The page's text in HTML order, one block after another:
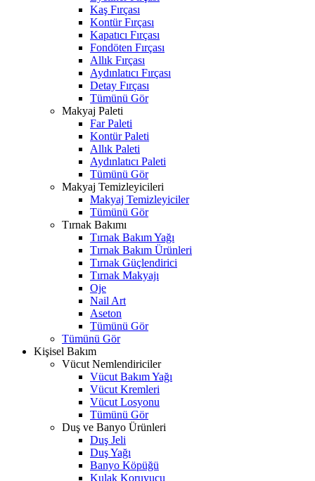
Kaş Fırçası
Kontür Fırçası
Kapatıcı Fırçası
Fondöten Fırçası
Allık Fırçası
Aydınlatıcı Fırçası
Detay Fırçası
Tümünü Gör
Makyaj Paleti
Far Paleti
Kontür Paleti
Allık Paleti
Aydınlatıcı Paleti
Tümünü Gör
Makyaj Temizleyicileri
Makyaj Temizleyiciler
Tümünü Gör
Tırnak Bakımı
Tırnak Bakım Yağı
Tırnak Bakım Ürünleri
Tırnak Güçlendirici
Tırnak Makyajı
Oje
Nail Art
Aseton
Tümünü Gör
Tümünü Gör
Kişisel Bakım
Vücut Nemlendiriciler
Vücut Bakım Yağı
Vücut Kremleri
Vücut Losyonu
Tümünü Gör
Duş ve Banyo Ürünleri
Duş Jeli
Duş Yağı
Banyo Köpüğü
Kulak Koruyucu